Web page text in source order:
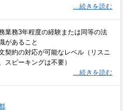
…続きを読む
業務3年程度の経験または同等の法
があること
契約の対応が可能なレベル（リスニ
スピーキングは不要）
…続きを読む